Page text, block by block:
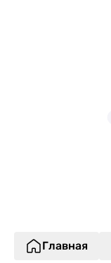
Главная